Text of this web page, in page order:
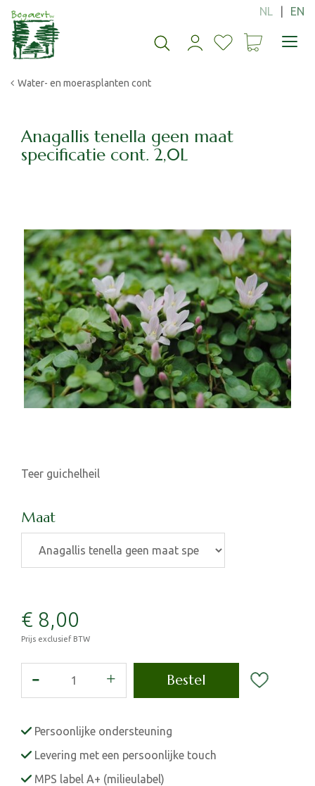
Water- en moerasplanten cont
Anagallis tenella geen maat
specificatie cont. 2,0L
Teer guichelheil
Maat
€ 8,00
Prijs exclusief BTW
Persoonlijke ondersteuning
Levering met een persoonlijke touch
MPS label A+ (milieulabel)